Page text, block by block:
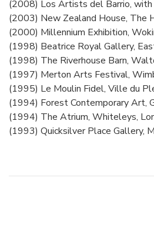
(2008) Los Artists del Barrio, with
(2003) New Zealand House, The
(2000) Millennium Exhibition,
(1998) Beatrice Royal Gallery,
(1998) The Riverhouse Barn,
(1997) Merton Arts Festival,
(1995) Le Moulin Fidel, Ville du
(1994) Forest Contemporary Art,
(1994) The Atrium, Whiteleys,
(1993) Quicksilver Place Gallery,